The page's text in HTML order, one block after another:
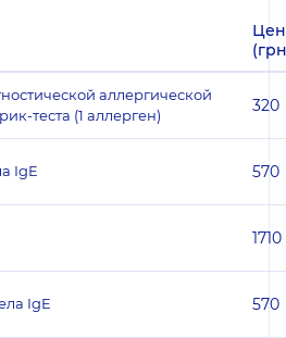
аллергической
теста (1 аллерген)
320
IgE 570
1710
IgE 570